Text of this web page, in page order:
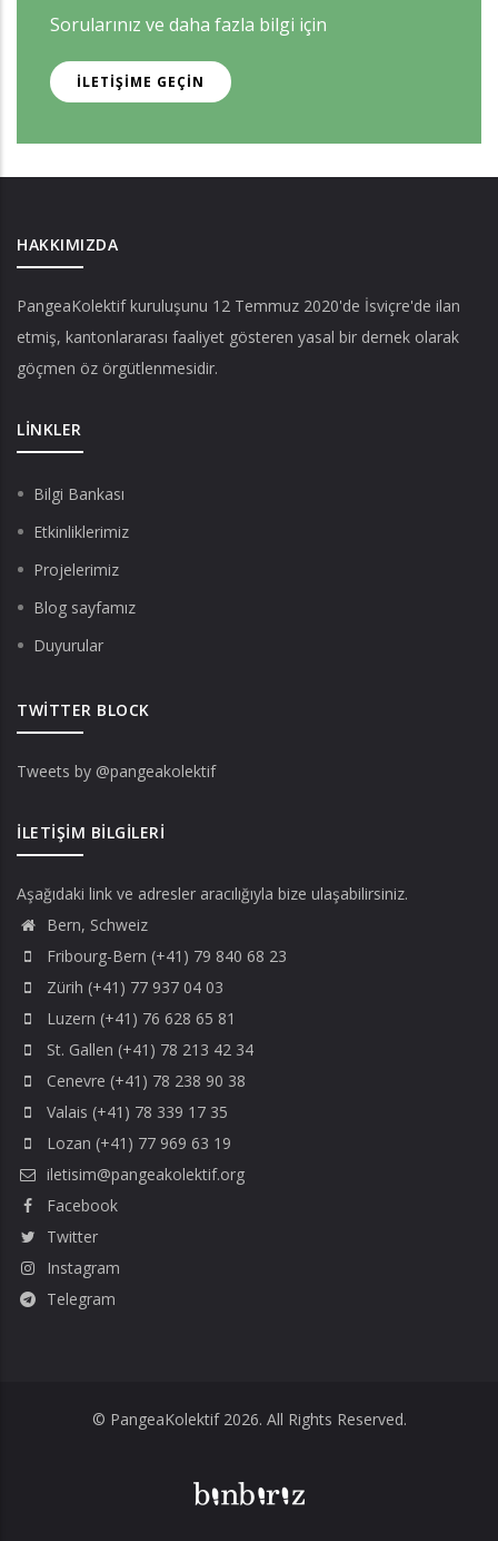
Sorularınız ve daha fazla bilgi için
İLETIŞIME GEÇIN
HAKKIMIZDA
PangeaKolektifkuruluşunu 12 Temmuz 2020'de İsviçre'de ilan
etmiş, kantonlararası faaliyet gösteren yasal bir dernek olarak
göçmen öz örgütlenmesidir.
LINKLER
Bilgi Bankası
Etkinliklerimiz
Projelerimiz
Blog sayfamız
Duyurular
TWITTER BLOCK
Tweets by @pangeakolektif
İLETIŞIM BILGILERI
Aşağıdaki link ve adresler aracılığıyla bize ulaşabilirsiniz.
Bern, Schweiz
Fribourg-Bern (+41) 79 840 68 23
Zürih (+41) 77 937 04 03
Luzern (+41) 76 628 65 81
St. Gallen (+41) 78 213 42 34
Cenevre (+41) 78 238 90 38
Valais (+41) 78 339 17 35
Lozan (+41) 77 969 63 19
iletisim@pangeakolektif.org
Facebook
Twitter
Instagram
Telegram
© PangeaKolektif 2026. All Rights Reserved.